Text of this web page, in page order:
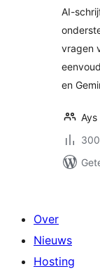
AI-
vragen
en
Ays
Over
Nieuws
Hosting